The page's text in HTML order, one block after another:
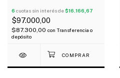
Funda
6 cuotas sin interés de$16.166,67
$97.000,00
$87.300,00 con Transferencia o
depósito